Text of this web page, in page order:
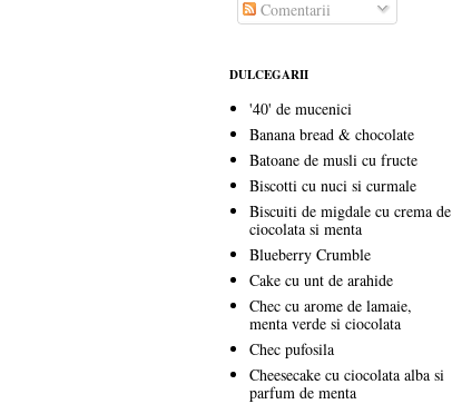
Comentarii
DULCEGARII
'40' de mucenici
Banana bread & chocolate
Batoane de musli cu fructe
Biscotti cu nuci si curmale
Biscuiti de migdale cu crema de
ciocolata si menta
Blueberry Crumble
Cake cu unt de arahide
Chec cu arome de lamaie,
menta verde si ciocolata
Chec pufosila
Cheesecake cu ciocolata alba si
parfum de menta